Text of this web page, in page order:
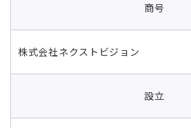
商号
株式会社ネクストビジョン
設立